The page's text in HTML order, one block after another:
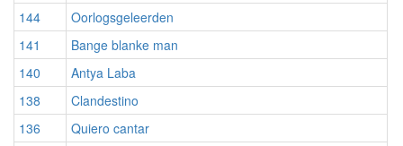
144
Oorlogsgeleerden
141
Bange blanke man
140
Antya Laba
138
Clandestino
136
Quiero cantar